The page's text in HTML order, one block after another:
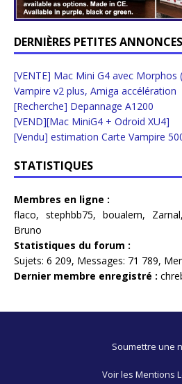
DERNIÈRES PETITES ANNONCES
[VENTE] Mac Mini G4 avec Morphos
Vampire v2 plus, Amiga accélération
[Recherche] Depannage A1200
[VEND][Mac MiniG4 + Odroid XU4]
[Vendu] estimation Carte Vampire
STATISTIQUES
Membres en ligne :
flaco, stephbb75, boualem, Zarnal
Bruno
Statistiques du forum :
Sujets: 6 209, Messages: 71 789,
Dernier membre enregistré :
Soumettre une
Voir les Mentions